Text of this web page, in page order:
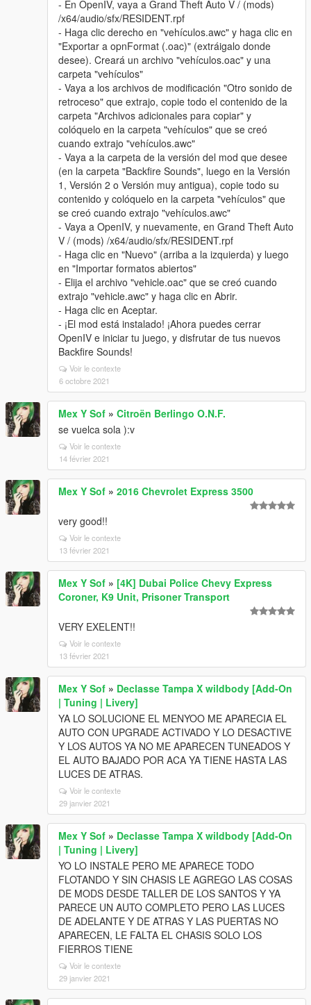
- En OpenIV, vaya a Grand Theft Auto V / (mods)
/x64/audio/sfx/RESIDENT.rpf
- Haga clic derecho en "vehículos.awc" y haga clic en
"Exportar a opnFormat (.oac)" (extráigalo donde
desee). Creará un archivo "vehículos.oac" y una
carpeta "vehículos"
- Vaya a los archivos de modificación "Otro sonido de
retroceso" que extrajo, copie todo el contenido de la
carpeta "Archivos adicionales para copiar" y
colóquelo en la carpeta "vehículos" que se creó
cuando extrajo "vehículos.awc"
- Vaya a la carpeta de la versión del mod que desee
(en la carpeta "Backfire Sounds", luego en la Versión
1, Versión 2 o Versión muy antigua), copie todo su
contenido y colóquelo en la carpeta "vehículos" que
se creó cuando extrajo "vehículos.awc"
- Vaya a OpenIV, y nuevamente, en Grand Theft Auto
V / (mods) /x64/audio/sfx/RESIDENT.rpf
- Haga clic en "Nuevo" (arriba a la izquierda) y luego
en "Importar formatos abiertos"
- Elija el archivo "vehicle.oac" que se creó cuando
extrajo "vehicle.awc" y haga clic en Abrir.
- Haga clic en Aceptar.
- ¡El mod está instalado! ¡Ahora puedes cerrar
OpenIV e iniciar tu juego, y disfrutar de tus nuevos
Backfire Sounds!
Voir le contexte
6 octobre 2021
Mex Y Sof » Citroën Berlingo O.N.F.
se vuelca sola ):v
Voir le contexte
14 février 2021
Mex Y Sof » 2016 Chevrolet Express 3500
very good!!
Voir le contexte
13 février 2021
Mex Y Sof » [4K] Dubai Police Chevy Express
Coroner, K9 Unit, Prisoner Transport
VERY EXELENT!!
Voir le contexte
13 février 2021
Mex Y Sof » Declasse Tampa X wildbody [Add-On
| Tuning | Livery]
YA LO SOLUCIONE EL MENYOO ME APARECIA EL
AUTO CON UPGRADE ACTIVADO Y LO DESACTIVE
Y LOS AUTOS YA NO ME APARECEN TUNEADOS Y
EL AUTO BAJADO POR ACA YA TIENE HASTA LAS
LUCES DE ATRAS.
Voir le contexte
29 janvier 2021
Mex Y Sof » Declasse Tampa X wildbody [Add-On
| Tuning | Livery]
YO LO INSTALE PERO ME APARECE TODO
FLOTANDO Y SIN CHASIS LE AGREGO LAS COSAS
DE MODS DESDE TALLER DE LOS SANTOS Y YA
PARECE UN AUTO COMPLETO PERO LAS LUCES
DE ADELANTE Y DE ATRAS Y LAS PUERTAS NO
APARECEN, LE FALTA EL CHASIS SOLO LOS
FIERROS TIENE
Voir le contexte
29 janvier 2021